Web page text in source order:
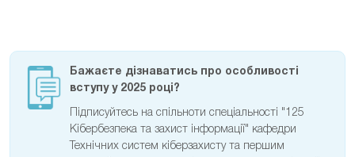
Бажаєте дізнаватись про особливості
вступу у 2025 році?
Підписуйтесь на спільноти спеціальності "125
Кібербезпека та захист інформації" кафедри
Технічних систем кіберзахисту та першим